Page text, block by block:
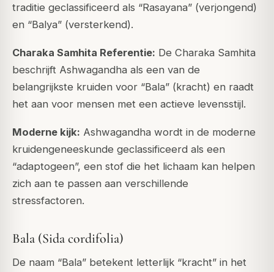
traditie geclassificeerd als “Rasayana” (verjongend)
en “Balya” (versterkend).
Charaka Samhita Referentie: De Charaka Samhita
beschrijft Ashwagandha als een van de
belangrijkste kruiden voor “Bala” (kracht) en raadt
het aan voor mensen met een actieve levensstijl.
Moderne kijk: Ashwagandha wordt in de moderne
kruidengeneeskunde geclassificeerd als een
“adaptogeen”, een stof die het lichaam kan helpen
zich aan te passen aan verschillende
stressfactoren.
Bala (Sida cordifolia)
De naam “Bala” betekent letterlijk “kracht” in het